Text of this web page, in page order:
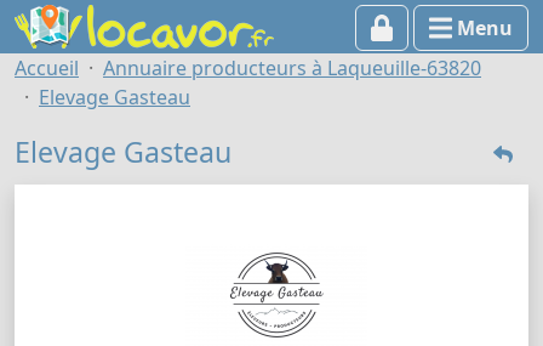
Menu
Accueil
Annuaire producteurs à Laqueuille-63820
Elevage Gasteau
Elevage Gasteau